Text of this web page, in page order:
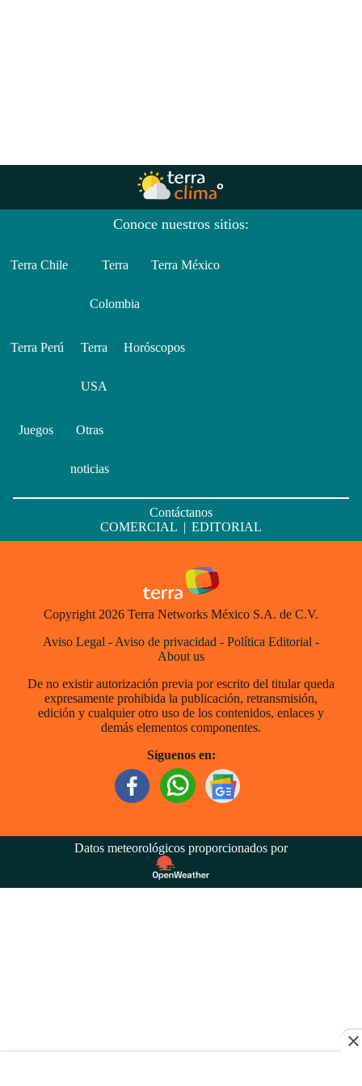
Conoce nuestros sitios:
Terra Chile Terra
Colombia
Terra México
Terra Perú Terra
USA
Horóscopos
Juegos Otras
noticias
Contáctanos
COMERCIAL | EDITORIAL
Copyright 2026 Terra Networks México S.A. de C.V.
Aviso Legal - Aviso de privacidad - Política Editorial -
About us
De no existir autorización previa por escrito del titular queda
expresamente prohibida la publicación, retransmisión,
edición y cualquier otro uso de los contenidos, enlaces y
demás elementos componentes.
Síguenos en:
Datos meteorológicos proporcionados por